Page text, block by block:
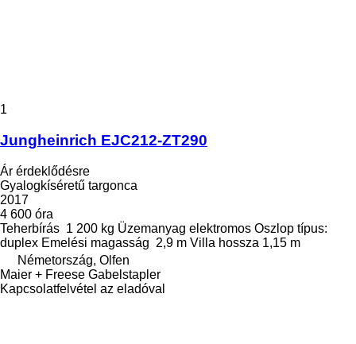
1
Jungheinrich EJC212-ZT290
Ár érdeklődésre
Gyalogkíséretű targonca
2017
4 600 óra
Teherbírás 1 200 kg Üzemanyag elektromos Oszlop típus:
duplex Emelési magasság 2,9 m Villa hossza 1,15 m
Németország, Olfen
Maier + Freese Gabelstapler
Kapcsolatfelvétel az eladóval